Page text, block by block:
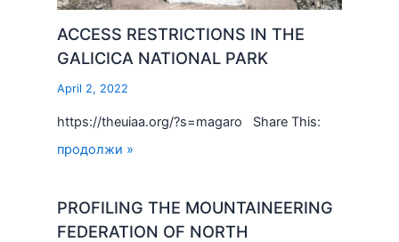
ACCESS RESTRICTIONS IN THE
GALICICA NATIONAL PARK
April 2, 2022
https://theuiaa.org/?s=magaro Share This:
продолжи »
PROFILING THE MOUNTAINEERING
FEDERATION OF NORTH